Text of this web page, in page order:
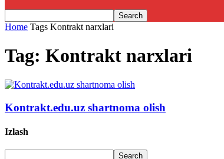
Home Tags Kontrakt narxlari
Tag: Kontrakt narxlari
Kontrakt.edu.uz shartnoma olish
Izlash